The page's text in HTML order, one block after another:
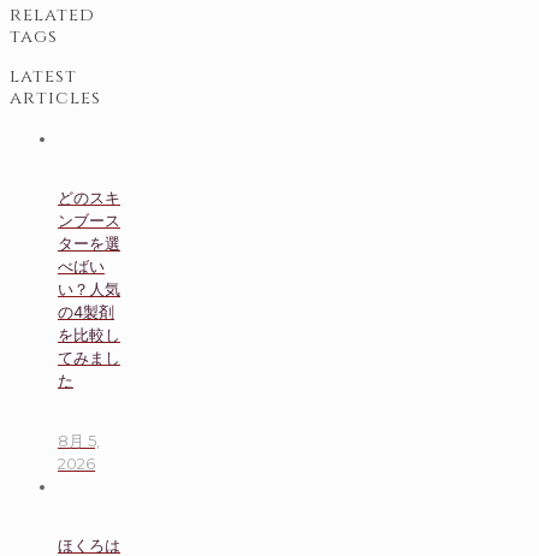
related
tags
latest
articles
どのスキ
ンブース
ターを選
べばい
い？人気
の4製剤
を比較し
てみまし
た
8月 5,
2026
ほくろは